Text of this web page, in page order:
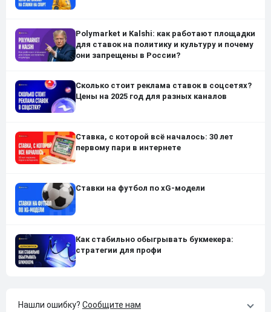
Polymarket и Kalshi: как работают площадки
для ставок на политику и культуру и почему
они запрещены в России?
Сколько стоит реклама ставок в соцсетях?
Цены на 2025 год для разных каналов
Ставка, с которой всё началось: 30 лет
первому пари в интернете
Ставки на футбол по xG-модели
Как стабильно обыгрывать букмекера:
стратегии для профи
Нашли ошибку? Сообщите нам